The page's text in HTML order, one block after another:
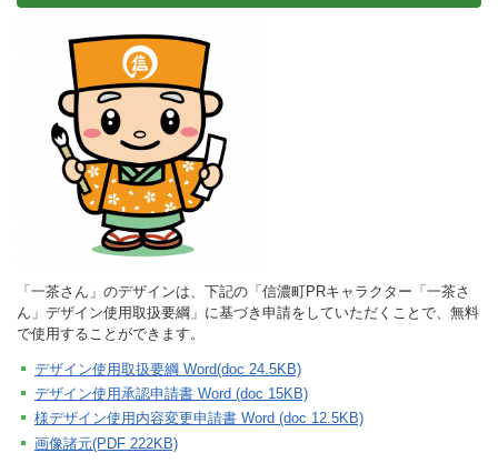
「一茶さん」のデザインは、下記の「信濃町PRキャラクター「一茶さ
ん」デザイン使用取扱要綱」に基づき申請をしていただくことで、無料
で使用することができます。
デザイン使用取扱要綱 Word(doc 24.5KB)
デザイン使用承認申請書 Word (doc 15KB)
様デザイン使用内容変更申請書 Word (doc 12.5KB)
画像諸元(PDF 222KB)